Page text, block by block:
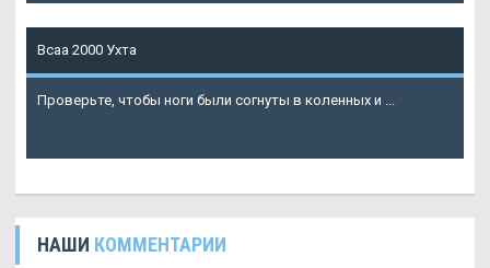
Bcaa 2000 Ухта
Проверьте, чтобы ноги были согнуты в коленных и ...
НАШИ КОММЕНТАРИИ